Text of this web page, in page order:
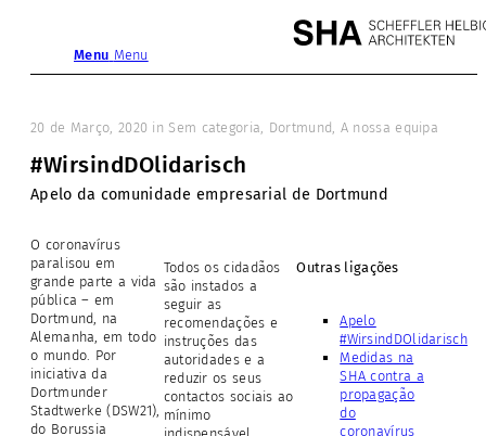
Menu Menu
20 de Março, 2020 in Sem categoria, Dortmund, A nossa equipa
#WirsindDOlidarisch
Apelo da comunidade empresarial de Dortmund
O coronavírus
paralisou em
grande parte a vida
pública– em
Dortmund, na
Alemanha, em todo
o mundo. Por
iniciativa da
Dortmunder
Stadtwerke (DSW21),
do Borussia
Todos os cidadãos
são instados a
seguir as
recomendações e
instruções das
autoridades e a
reduzir os seus
contactos sociais ao
mínimo
Outras ligações
Apelo
#WirsindDOlidarisch
Medidas na
SHA contra a
propagação
do
coronavírus